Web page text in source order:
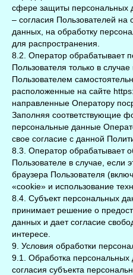
сфере защиты персональных
– согласия Пользователей на
данных, на обработку
для распространения.
8.2. Оператор обрабатывает
Пользователя только в
Пользователем
расположенные на сайте
направленные Оператору
Заполняя соответствующие
персональные данные
свое согласие с данной
8.3. Оператор обрабатывает
Пользователе в случае, если
браузера Пользователя
«cookie» и использование
8.4. Субъект персональных
принимает решение о
данных и дает согласие
интересе.
9. Условия обработки
9.1. Обработка персональных
согласия субъекта